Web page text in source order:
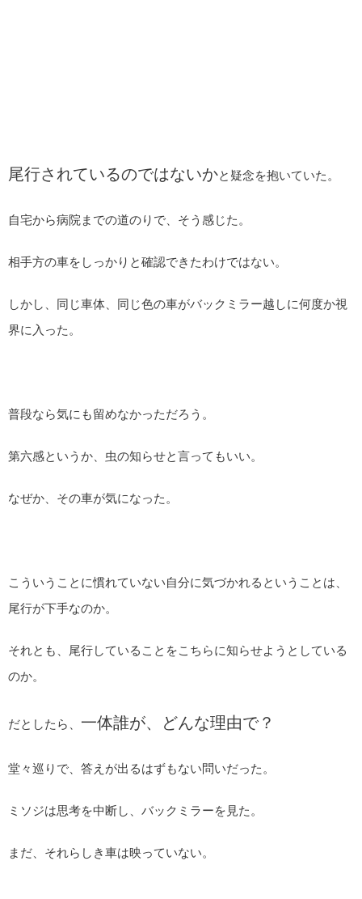
尾行されているのではないかと疑念を抱いていた。
自宅から病院までの道のりで、そう感じた。
相手方の車をしっかりと確認できたわけではない。
しかし、同じ車体、同じ色の車がバックミラー越しに何度か視
界に入った。
普段なら気にも留めなかっただろう。
第六感というか、虫の知らせと言ってもいい。
なぜか、その車が気になった。
こういうことに慣れていない自分に気づかれるということは、
尾行が下手なのか。
それとも、尾行していることをこちらに知らせようとしている
のか。
だとしたら、 一体誰が、どんな理由で？
堂々巡りで、答えが出るはずもない問いだった。
ミソジは思考を中断し、バックミラーを見た。
まだ、それらしき車は映っていない。